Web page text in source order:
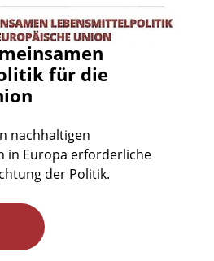
für die
nachhaltigen
in Europa erforderliche
der Politik.